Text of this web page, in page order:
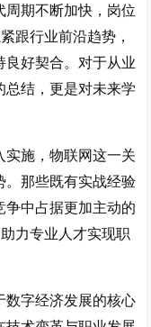
期不断加快，岗位
跟行业前沿趋势，
良好契合。对于从业
总结，更是对未来学
施，物联网这一关
。那些既有实战经验
争中占据更加主动的
力专业人才实现职
字经济发展的核心